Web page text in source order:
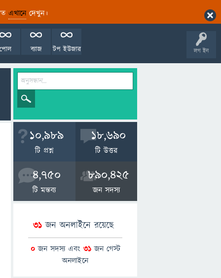
এখানেদেখুন।
লগ ইন
টপ ইউজার
ব্যাজ
পোল
10,989
টি প্রশ্ন
18,690
টি উত্তর
4,750
টি মন্তব্য
890,425
জন সদস্য
31জন অনলাইনে রয়েছে
0জন সদস্য এবং 31জন গেস্ট
অনলাইনে